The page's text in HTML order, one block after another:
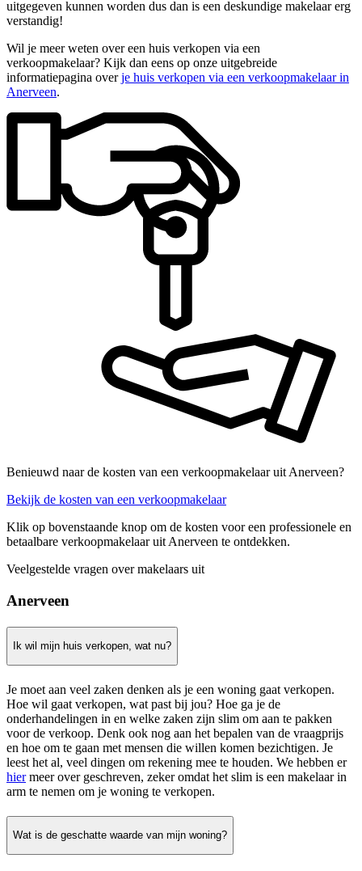
uitgegeven kunnen worden dus dan is een deskundige makelaar erg
verstandig!
Wil je meer weten over een huis verkopen via een
verkoopmakelaar? Kijk dan eens op onze uitgebreide
informatiepagina overje huis verkopen via een verkoopmakelaar in
Anerveen.
Benieuwd naar de kosten van een verkoopmakelaar uit Anerveen?
Bekijk de kosten van een verkoopmakelaar
Klik op bovenstaande knop om de kosten voor een professionele en
betaalbare verkoopmakelaar uit Anerveen te ontdekken.
Veelgestelde vragen over makelaars uit
Anerveen
Ik wil mijn huis verkopen, wat nu?
Je moet aan veel zaken denken als je een woning gaat verkopen.
Hoe wil gaat verkopen, wat past bij jou? Hoe ga je de
onderhandelingen in en welke zaken zijn slim om aan te pakken
voor de verkoop. Denk ook nog aan het bepalen van de vraagprijs
en hoe om te gaan met mensen die willen komen bezichtigen. Je
leest het al, veel dingen om rekening mee te houden. We hebben er
hiermeer over geschreven, zeker omdat het slim is een makelaar in
arm te nemen om je woning te verkopen.
Wat is de geschatte waarde van mijn woning?